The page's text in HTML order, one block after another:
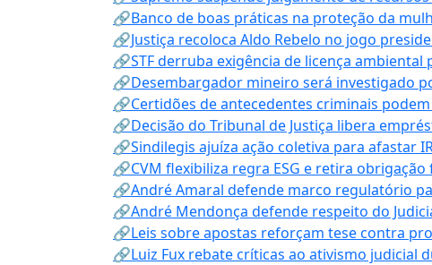
🔗Banco de boas práticas na proteção da
🔗Justiça recoloca Aldo Rebelo no jogo
🔗STF derruba exigência de licença
🔗Desembargador mineiro será investigado
🔗Certidões de antecedentes criminais
🔗Decisão do Tribunal de Justiça libera
🔗Sindilegis ajuíza ação coletiva para afastar
🔗CVM flexibiliza regra ESG e retira
🔗André Amaral defende marco regulatório
🔗André Mendonça defende respeito do
🔗Leis sobre apostas reforçam tese contra
🔗Luiz Fux rebate críticas ao ativismo judicial